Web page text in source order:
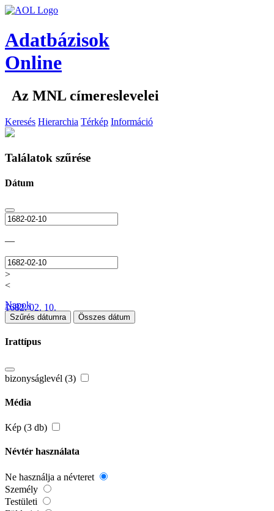
Adatbázisok
Online
Az MNL címereslevelei
Keresés Hierarchia Térkép Információ
Találatok szűrése
Dátum
—
>
<
1682. 02. 10.
Napok
Szűrés dátumra Összes dátum
Irattípus
bizonyságlevél (3)
Média
Kép (3 db)
Névtér használata
Ne használja a névteret
Személy
Testületi